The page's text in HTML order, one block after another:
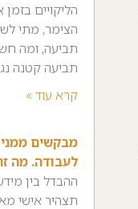
הליקויים
הצימר, מתי
תביעה, ומה
תביעה קטנה
קרא עוד »
מבקשים ממני
לעבודה. מה
ההבדל בין
תצהיר אישי